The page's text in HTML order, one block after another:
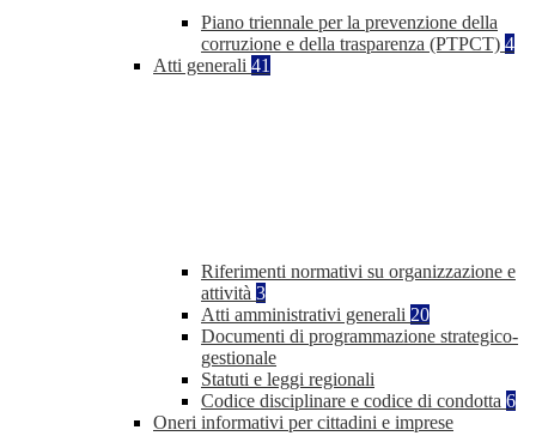
Piano triennale per la prevenzione della
corruzione e della trasparenza (PTPCT) 4
Atti generali 41
Riferimenti normativi su organizzazione e
attività 3
Atti amministrativi generali 20
Documenti di programmazione strategico-
gestionale
Statuti e leggi regionali
Codice disciplinare e codice di condotta 6
Oneri informativi per cittadini e imprese